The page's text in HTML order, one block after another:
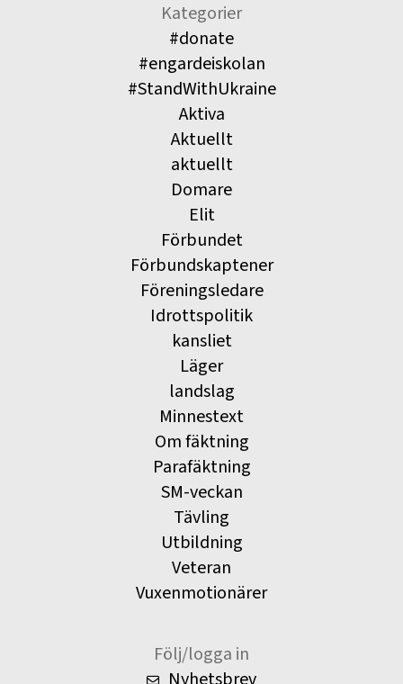
Kategorier
#donate
#engardeiskolan
#StandWithUkraine
Aktiva
Aktuellt
aktuellt
Domare
Elit
Förbundet
Förbundskaptener
Föreningsledare
Idrottspolitik
kansliet
Läger
landslag
Minnestext
Om fäktning
Parafäktning
SM-veckan
Tävling
Utbildning
Veteran
Vuxenmotionärer
Följ/logga in